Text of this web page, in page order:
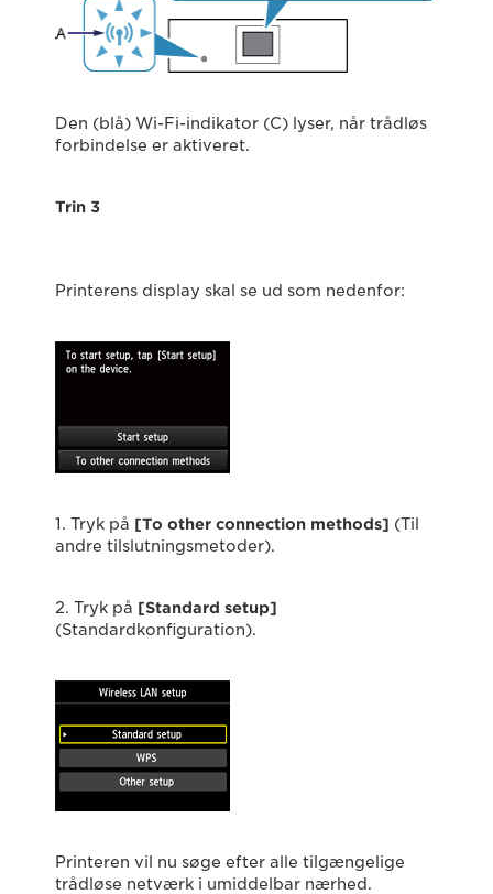
Den (blå) Wi-Fi-indikator (C) lyser, når trådløs
forbindelse er aktiveret.
Trin 3
Printerens display skal se ud som nedenfor:
1. Tryk på [To other connection methods] (Til
andre tilslutningsmetoder).
2. Tryk på [Standard setup]
(Standardkonfiguration).
Printeren vil nu søge efter alle tilgængelige
trådløse netværk i umiddelbar nærhed.